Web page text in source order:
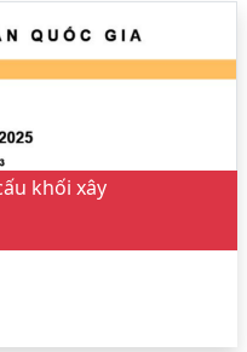
khối xây